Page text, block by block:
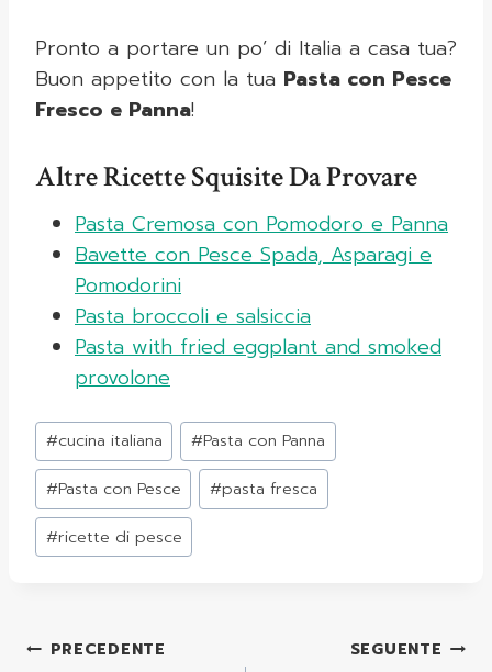
Pronto a portare un po’ di Italia a casa tua?
Buon appetito con la tua Pasta con Pesce
Fresco e Panna!
Altre Ricette Squisite Da Provare
Pasta Cremosa con Pomodoro e Panna
Bavette con Pesce Spada, Asparagi e
Pomodorini
Pasta broccoli e salsiccia
Pasta with fried eggplant and smoked
provolone
Tag
articolo:
#cucina italiana #Pasta con Panna
#Pasta con Pesce #pasta fresca
#ricette di pesce
Navigazione
PRECEDENTE SEGUENTE